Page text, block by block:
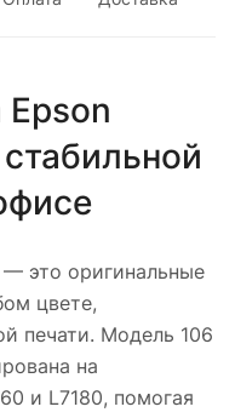
это оригинальные
цвете,
печати. Модель 106
на
и L7180, помогая